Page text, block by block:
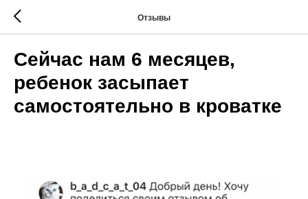
Отзывы
Сейчас нам 6 месяцев,
ребенок засыпает
самостоятельно в кроватке